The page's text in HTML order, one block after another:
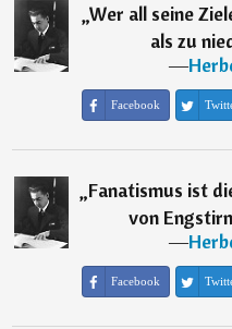
„Wer all seine
als zu
―
Facebook
„Fanatismus ist
von
―
Facebook